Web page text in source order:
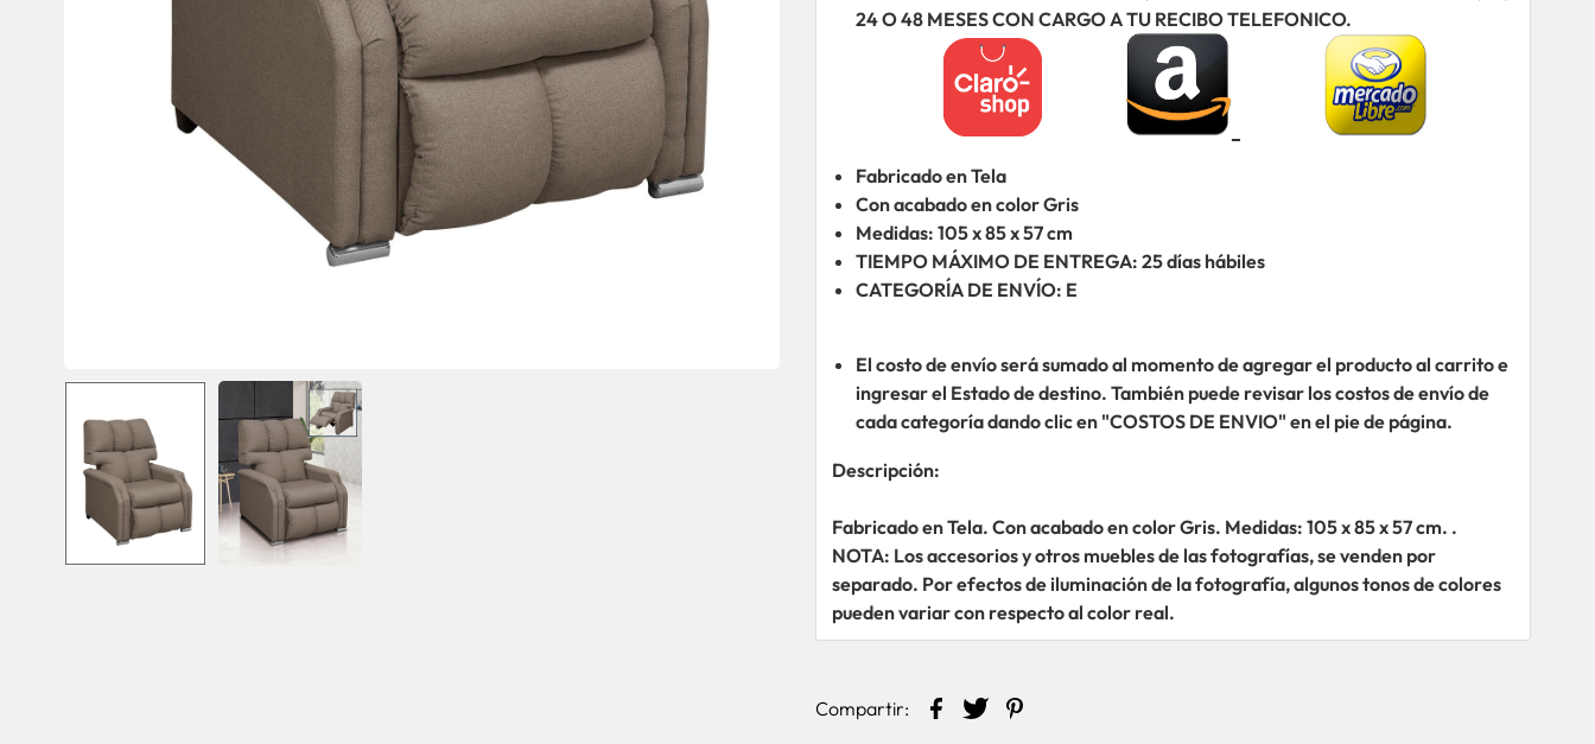
24 O 48 MESES CON CARGO A TU RECIBO TELEFONICO.
Fabricado en Tela
Con acabado en color Gris
Medidas: 105 x 85 x 57 cm
TIEMPO MÁXIMO DE ENTREGA: 25 días hábiles
CATEGORÍA DE ENVÍO: E
El costo de envío será sumado al momento de agregar el producto al carrito e
ingresar el Estado de destino. También puede revisar los costos de envío de
cada categoría dando clic en "COSTOS DE ENVIO" en el pie de página.
Descripción:
Fabricado en Tela. Con acabado en color Gris. Medidas: 105 x 85 x 57 cm. .
NOTA: Los accesorios y otros muebles de las fotografías, se venden por
separado. Por efectos de iluminación de la fotografía, algunos tonos de colores
pueden variar con respecto al color real.
Compartir: